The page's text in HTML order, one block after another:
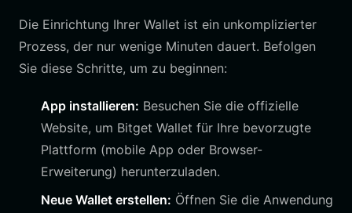
Die Einrichtung Ihrer Wallet ist ein unkomplizierter
Prozess, der nur wenige Minuten dauert. Befolgen
Sie diese Schritte, um zu beginnen:
App installieren: Besuchen Sie die offizielle
Website, um Bitget Wallet für Ihre bevorzugte
Plattform (mobile App oder Browser-
Erweiterung) herunterzuladen.
Neue Wallet erstellen: Öffnen Sie die Anwendung